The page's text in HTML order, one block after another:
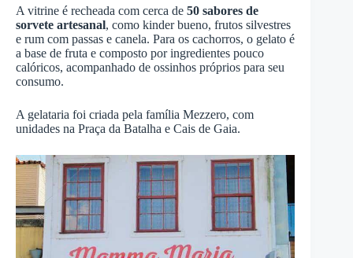
A vitrine é recheada com cerca de 50 sabores de
sorvete artesanal, como kinder bueno, frutos silvestres
e rum com passas e canela. Para os cachorros, o gelato é
a base de fruta e composto por ingredientes pouco
calóricos, acompanhado de ossinhos próprios para seu
consumo.
A gelataria foi criada pela família Mezzero, com
unidades na Praça da Batalha e Cais de Gaia.